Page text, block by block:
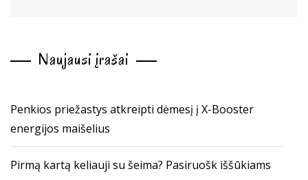
Naujausi įrašai
Penkios priežastys atkreipti dėmesį į X-Booster
energijos maišelius
Pirmą kartą keliauji su šeima? Pasiruošk iššūkiams